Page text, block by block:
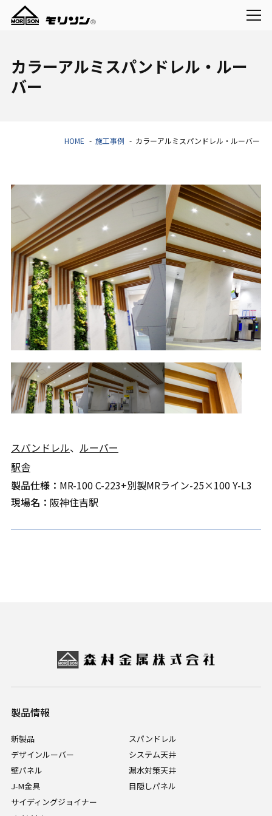
カラーアルミスパンドレル・ルー
バー
HOME 施工事例 カラーアルミスパンドレル・ルーバー
スパンドレル、 ルーバー
駅舎
製品仕様： MR-100 C-223+別製MRライン-25×100 Y-L3
現場名： 阪神住吉駅
製品情報
新製品
スパンドレル
デザインルーバー
システム天井
壁パネル
漏水対策天井
J-M金具
目隠しパネル
サイディングジョイナー